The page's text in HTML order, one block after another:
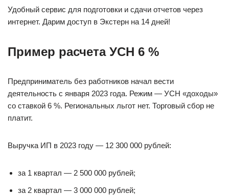
Удобный сервис для подготовки и сдачи отчетов через
интернет. Дарим доступ в Экстерн на 14 дней!
Пример расчета УСН 6 %
Предприниматель без работников начал вести
деятельность с января 2023 года. Режим — УСН «доходы»
со ставкой 6 %. Региональных льгот нет. Торговый сбор не
платит.
Выручка ИП в 2023 году — 12 300 000 рублей:
за 1 квартал — 2 500 000 рублей;
за 2 квартал — 3 000 000 рублей;